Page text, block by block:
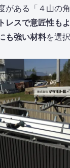
がある「４山の
レスで意匠性も
も強い材料を選択